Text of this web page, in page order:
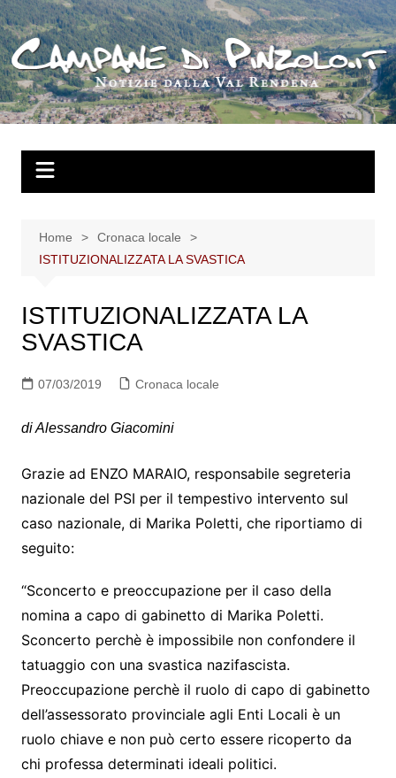
Salta
al
contenuto
Home
Cronaca locale
ISTITUZIONALIZZATA LA SVASTICA
ISTITUZIONALIZZATA LA
SVASTICA
07/03/2019 Cronaca locale
di Alessandro Giacomini
Grazie ad ENZO MARAIO, responsabile segreteria
nazionale del PSI per il tempestivo intervento sul
caso nazionale, di Marika Poletti, che riportiamo di
seguito:
“Sconcerto e preoccupazione per il caso della
nomina a capo di gabinetto di Marika Poletti.
Sconcerto perchè è impossibile non confondere il
tatuaggio con una svastica nazifascista.
Preoccupazione perchè il ruolo di capo di gabinetto
dell’assessorato provinciale agli Enti Locali è un
ruolo chiave e non può certo essere ricoperto da
chi professa determinati ideali politici.